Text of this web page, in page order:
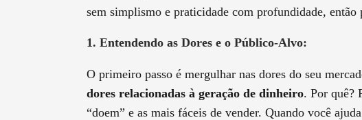
sem simplismo e praticidade com profundidade, então
1. Entendendo as Dores e o Público-Alvo:
O primeiro passo é mergulhar nas dores do seu
dores relacionadas à geração de dinheiro. Por quê?
“doem” e as mais fáceis de vender. Quando você